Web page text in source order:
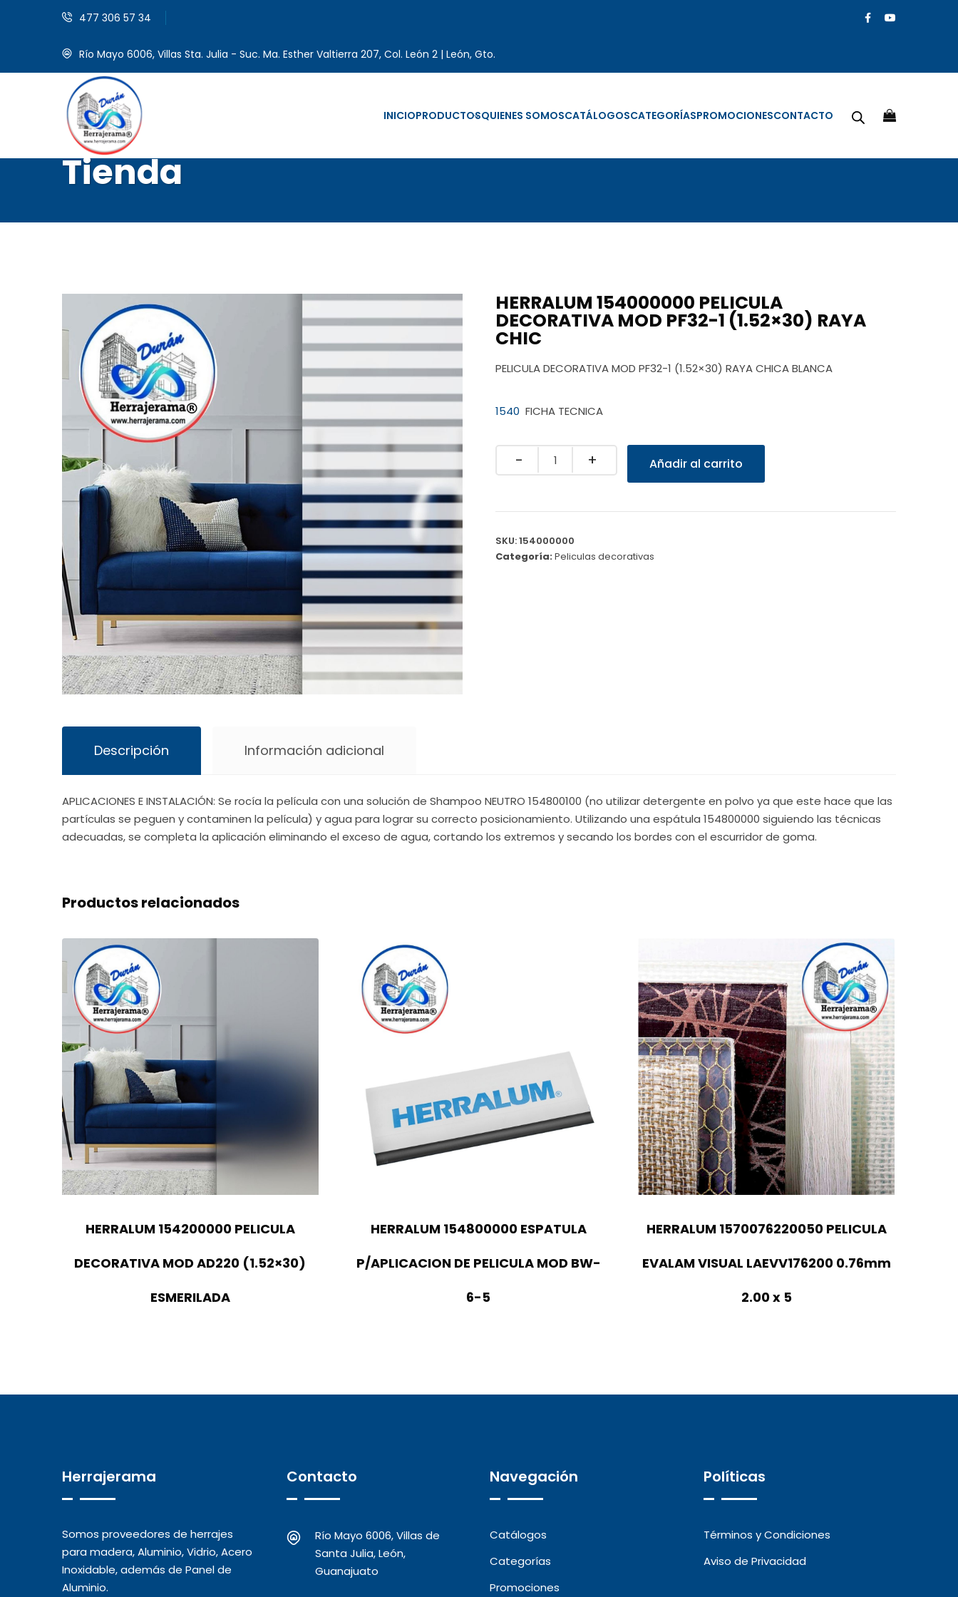
477 306 57 34
Río Mayo 6006, Villas Sta. Julia - Suc. Ma. Esther Valtierra 207, Col. León 2 | León, Gto.
INICIOPRODUCTOSQUIENES SOMOSCATÁLOGOSCATEGORÍASPROMOCIONESCONTACTO
Tienda
HERRALUM 154000000 PELICULA
DECORATIVA MOD PF32-1 (1.52×30) RAYA
CHIC
PELICULA DECORATIVA MOD PF32-1 (1.52×30) RAYA CHICA BLANCA
1540 FICHA TECNICA
Quantity Añadir al carrito
SKU:154000000
Categoría:Peliculas decorativas
Descripción Información adicional
APLICACIONES E INSTALACIÓN: Se rocía la película con una solución de Shampoo NEUTRO 154800100 (no utilizar detergente en polvo ya que este hace que las
partículas se peguen y contaminen la película) y agua para lograr su correcto posicionamiento. Utilizando una espátula 154800000 siguiendo las técnicas
adecuadas, se completa la aplicación eliminando el exceso de agua, cortando los extremos y secando los bordes con el escurridor de goma.
Productos relacionados
HERRALUM 154200000 PELICULA
DECORATIVA MOD AD220 (1.52×30)
ESMERILADA
HERRALUM 154800000 ESPATULA
P/APLICACION DE PELICULA MOD BW-
6-5
HERRALUM 1570076220050 PELICULA
EVALAM VISUAL LAEVV176200 0.76mm
2.00 x 5
Herrajerama
Somos proveedores de herrajes
para madera, Aluminio, Vidrio, Acero
Inoxidable, además de Panel de
Aluminio.
Contacto
Río Mayo 6006, Villas de
Santa Julia, León,
Guanajuato
Navegación
Catálogos
Categorías
Promociones
Políticas
Términos y Condiciones
Aviso de Privacidad